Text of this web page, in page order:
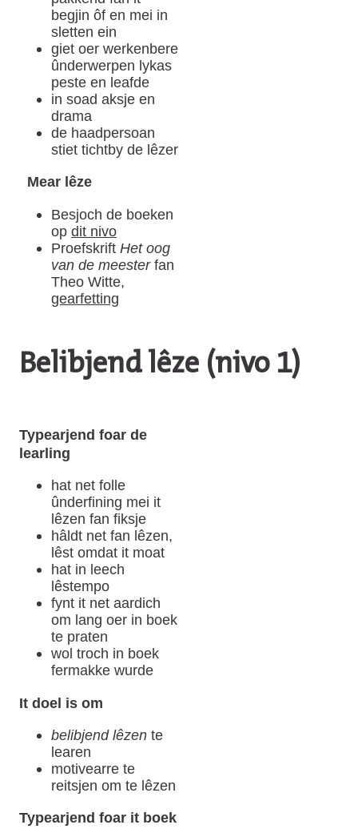
begjin ôf en mei in
sletten ein
giet oer werkenbere
ûnderwerpen lykas
peste en leafde
in soad aksje en
drama
de haadpersoan
stiet tichtby de lêzer
Mear lêze
Besjoch de boeken
op dit nivo
Proefskrift Het oog
van de meesterfan
Theo Witte,
gearfetting
Belibjend lêze (nivo 1)
Typearjend foar de
learling
hat net folle
ûnderfining mei it
lêzen fan fiksje
hâldt net fan lêzen,
lêst omdat it moat
hat in leech
lêstempo
fynt it net aardich
om lang oer in boek
te praten
wol troch in boek
fermakke wurde
It doel is om
belibjend lêzen te
learen
motivearre te
reitsjen om te lêzen
Typearjend foar it boek